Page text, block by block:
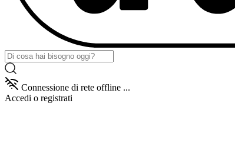
Connessione di rete offline ...
Accedi o registrati